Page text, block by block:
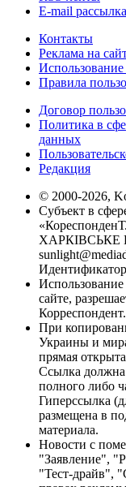
E-mail рассылка
Контакты
Реклама на
Использование
Правила
Договор
Политика в
данных
Редакция
© 2000-2026,
Субъект в
ХАРКІВСЬКЕ
сайте,
При
Украины и
прямая
Ссылка должна
полного либо
Гиперссылка
размещена в
материала.
Новости с
"Заявление",
"Тест-драйв",